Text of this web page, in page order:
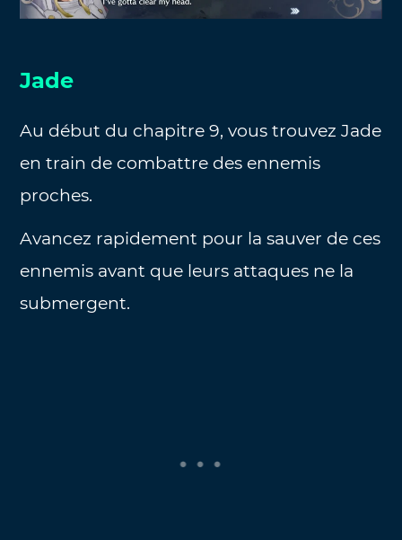
Jade
Au début du chapitre 9, vous trouvez Jade
en train de combattre des ennemis
proches.
Avancez rapidement pour la sauver de ces
ennemis avant que leurs attaques ne la
submergent.